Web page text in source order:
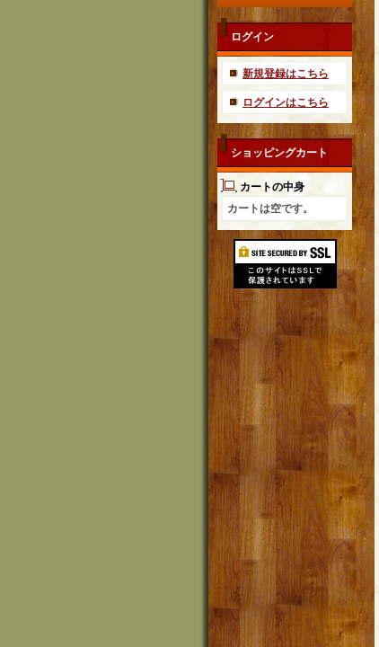
ログイン
新規登録はこちら
ログインはこちら
ショッピングカート
カートの中身
カートは空です。